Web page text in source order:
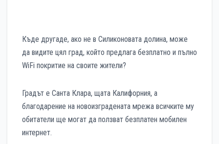
Къде другаде, ако не в Силиконовата долина, може
да видите цял град, който предлага безплатно и пълно
WiFi покритие на своите жители?
Градът е Санта Клара, щата Калифорния, а
благодарение на новоизградената мрежа всичките му
обитатели ще могат да ползват безплатен мобилен
интернет.